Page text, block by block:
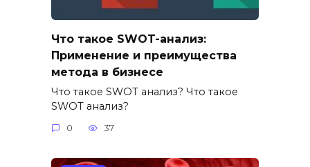
Что такое SWOT-анализ:
Применение и преимущества
метода в бизнесе
Что такое SWOT анализ? Что такое
SWОT анализ?
0 37